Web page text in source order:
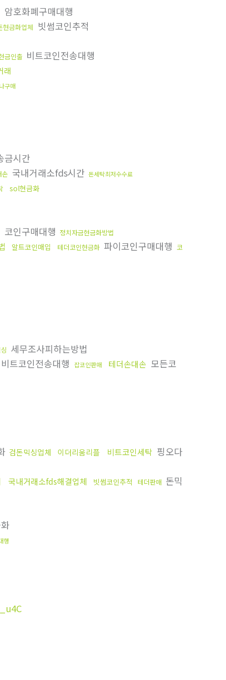
암호화폐구매대행
현금화업체 빗썸코인추적
금인출 비트코인전송대행
래
구매
금시간
손 국내거래소fds시간 돈세탁최저수수료
sol현금화
코인구매대행 정치자금현금화방법
알트코인매입 테더코인현금화 파이코인구매대행 코
세무조사피하는방법
비트코인전송대행 잡코인판매 테더손대손 모든코
검돈믹싱업체 이더리움리플 비트코인세탁 핑오다
국내거래소fds해결업체 빗썸코인추적 테더판매 돈믹
행